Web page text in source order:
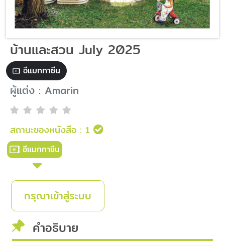
บ้านและสวน July 2025
อีแมกกาซีน
ผู้แต่ง : Amarin
สถานะของหนังสือ : 1
อีแมกกาซีน
กรุณาเข้าสู่ระบบ
คำอธิบาย